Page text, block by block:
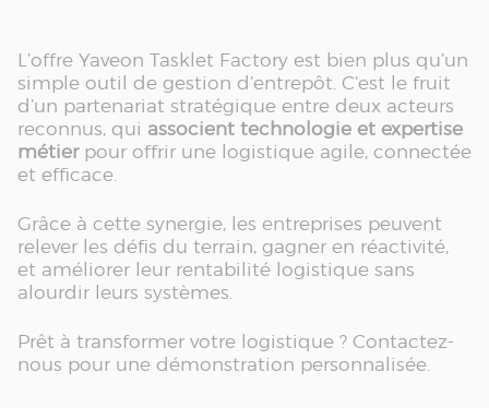
L’offre Yaveon Tasklet Factory est bien plus qu’un
simple outil de gestion d’entrepôt. C’est le fruit
d’un partenariat stratégique entre deux acteurs
reconnus, qui associent technologie et expertise
métierpour offrir une logistique agile, connectée
et efficace.
Grâce à cette synergie, les entreprises peuvent
relever les défis du terrain, gagner en réactivité,
et améliorer leur rentabilité logistique sans
alourdir leurs systèmes.
Prêt à transformer votre logistique ? Contactez-
nous pour une démonstration personnalisée.